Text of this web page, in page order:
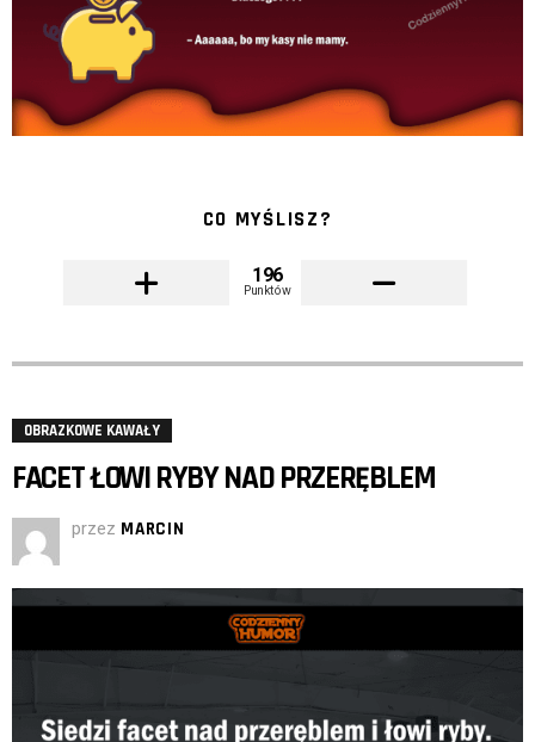
CO MYŚLISZ?
196
Punktów
OBRAZKOWE KAWAŁY
FACET ŁOWI RYBY NAD PRZERĘBLEM
przez MARCIN